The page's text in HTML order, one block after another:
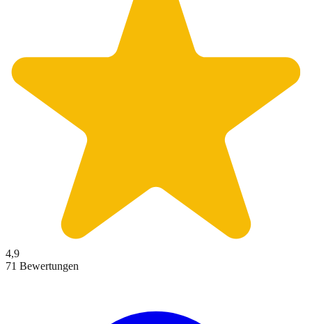
4,9
71 Bewertungen